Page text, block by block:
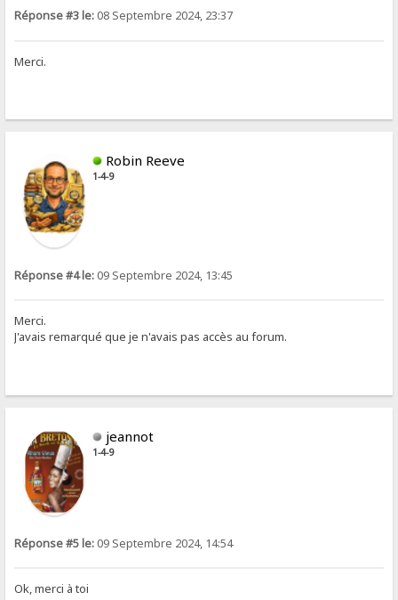
Réponse #3 le: 08 Septembre 2024, 23:37
Merci.
Robin Reeve
1-4-9
Réponse #4 le: 09 Septembre 2024, 13:45
Merci.
J'avais remarqué que je n'avais pas accès au forum.
jeannot
1-4-9
Réponse #5 le: 09 Septembre 2024, 14:54
Ok, merci à toi